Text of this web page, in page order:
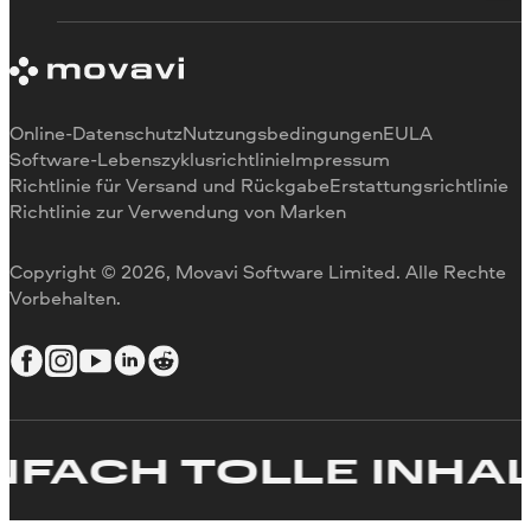
Rückerstattung
Für Arbeit
Video zuschneiden
Video drehen
Videogröße ändern
Video umkehren
Video stabilisieren
Text zum Video hinzufügen
Video erstellen
Copyright © 2026, Movavi Software Limited. Alle Rechte
Vorbehalten.
Online-DatenschutzNutzungsbedingungenEULA
Software-LebenszyklusrichtlinieImpressum
Richtlinie für Versand und RückgabeErstattungsrichtlinie
Richtlinie zur Verwendung von Marken
TOLLE